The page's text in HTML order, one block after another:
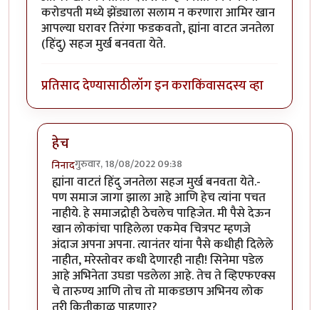
करोडपती मध्ये झेंड्याला सलाम न करणारा आमिर खान
आपल्या घरावर तिरंगा फडकवतो, ह्यांना वाटत जनतेला
(हिंदु) सहज मुर्ख बनवता येते.
प्रतिसाद देण्यासाठीलॉग इन कराकिंवासदस्य व्हा
हेच
निनादगुरुवार, 18/08/2022 09:38
In reply toला. सि. चढ्ढा सिनेमाच्याbyडँबिस००७
ह्यांना वाटतं हिंदु जनतेला सहज मुर्ख बनवता येते.-
पण समाज जागा झाला आहे आणि हेच त्यांना पचत
नाहीये. हे समाजद्रोही ठेचलेच पाहिजेत. मी पैसे देऊन
खान लोकांचा पाहिलेला एकमेव चित्रपट म्हणजे
अंदाज अपना अपना. त्यानंतर यांना पैसे कधीही दिलेले
नाहीत, मरेस्तोवर कधी देणारही नाही! सिनेमा पडेल
आहे अभिनेता उघडा पडलेला आहे. तेच ते व्हिएफएक्स
चे तारुण्य आणि तोच तो माकडछाप अभिनय लोक